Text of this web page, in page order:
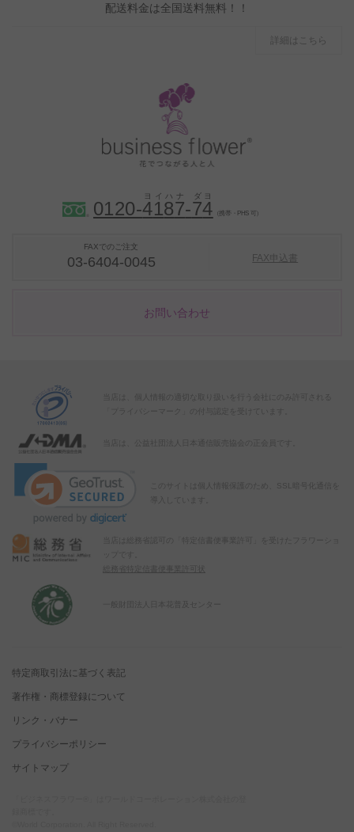
配送料金は全国送料無料！！
詳細はこちら
0120-4187-74 （携帯・PHS 可）
FAXでのご注文
03-6404-0045 FAX申込書
お問い合わせ
当店は、個人情報の適切な取り扱いを行う会社にのみ許可される
「プライバシーマーク」の付与認定を受けています。
当店は、公益社団法人日本通信販売協会の正会員です。
このサイトは個人情報保護のため、SSL暗号化通信を
導入しています。
当店は総務省認可の「特定信書便事業許可」を受けたフラワーショ
総務省特定信書便事業許可状
特定商取引法に基づく表記
著作権・商標登録について
リンク・バナー
プライバシーポリシー
サイトマップ